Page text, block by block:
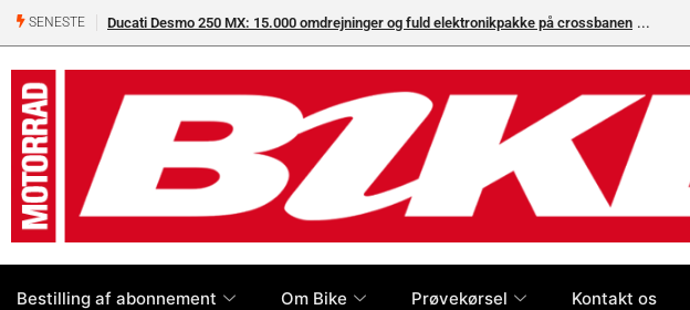
SENESTE Ducati Desmo 250 MX: 15.000 omdrejninger og fuld elektronikpakke på crossbanen
Bestilling af abonnement Om Bike Prøvekørsel Kontakt os